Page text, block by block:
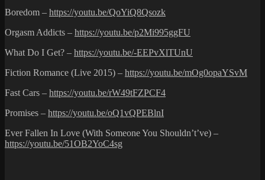
Boredom – https://youtu.be/QoYiQ8Qsozk
Orgasm Addicts – https://youtu.be/p2Mi995ggFU
What Do I Get? – https://youtu.be/-EEPvXlTUnU
Fiction Romance (Live 2015) – https://youtu.be/mOg0opaYSvM
Fast Cars – https://youtu.be/rW49tFZPCF4
Promises – https://youtu.be/oQ1vQPEBlnI
Ever Fallen In Love (With Someone You Shouldn’t’ve) –
https://youtu.be/51OB2YoC4sg